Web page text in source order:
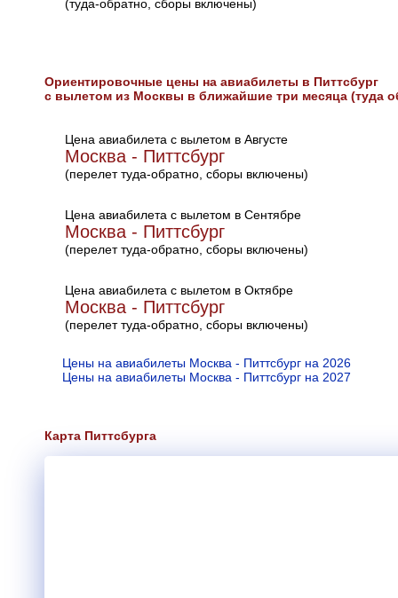
(туда-обратно, сборы включены)
Ориентировочные цены на авиабилеты в Питтсбург
с вылетом из Москвы в ближайшие три месяца (туда
Цена авиабилета с вылетом в Августе
Москва - Питтсбург
(перелет туда-обратно, сборы включены)
Цена авиабилета с вылетом в Сентябре
Москва - Питтсбург
(перелет туда-обратно, сборы включены)
Цена авиабилета с вылетом в Октябре
Москва - Питтсбург
(перелет туда-обратно, сборы включены)
Цены на авиабилеты Москва - Питтсбург на 2026
Цены на авиабилеты Москва - Питтсбург на 2027
Карта Питтсбурга